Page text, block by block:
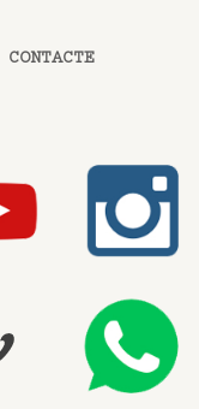
CONTACTE